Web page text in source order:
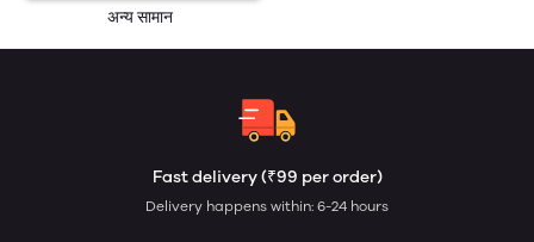
अन्य सामान
Fast delivery (₹99 per order)
Delivery happens within: 6-24 hours